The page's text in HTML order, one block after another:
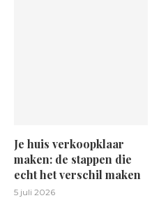
Je huis verkoopklaar
maken: de stappen die
echt het verschil maken
5 juli 2026